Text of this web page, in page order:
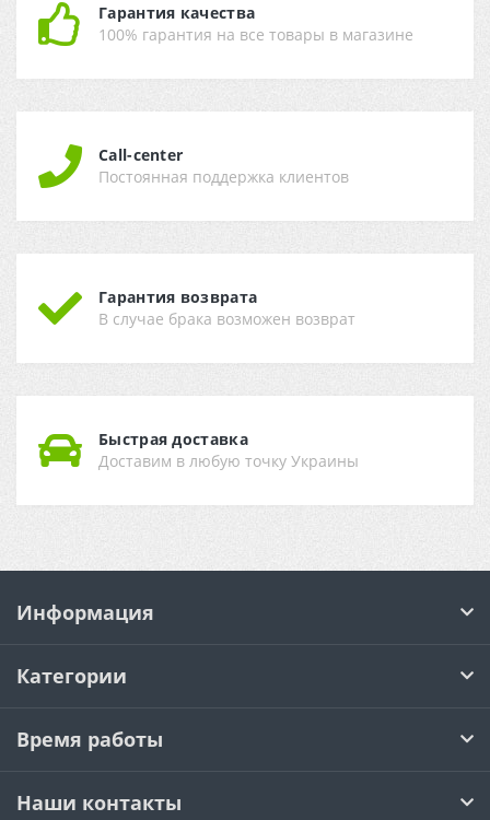
Гарантия качества
100% гарантия на все товары в магазине
Call-center
Постоянная поддержка клиентов
Гарантия возврата
В случае брака возможен возврат
Быстрая доставка
Доставим в любую точку Украины
Информация
Категории
Время работы
Наши контакты